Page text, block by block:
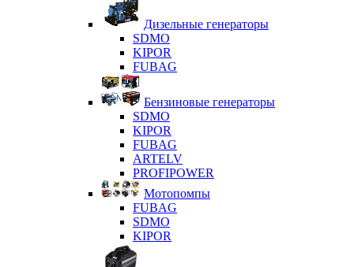
Дизельные генераторы
SDMO
KIPOR
FUBAG
Бензиновые генераторы
SDMO
KIPOR
FUBAG
ARTELV
PROFIPOWER
Мотопомпы
FUBAG
SDMO
KIPOR